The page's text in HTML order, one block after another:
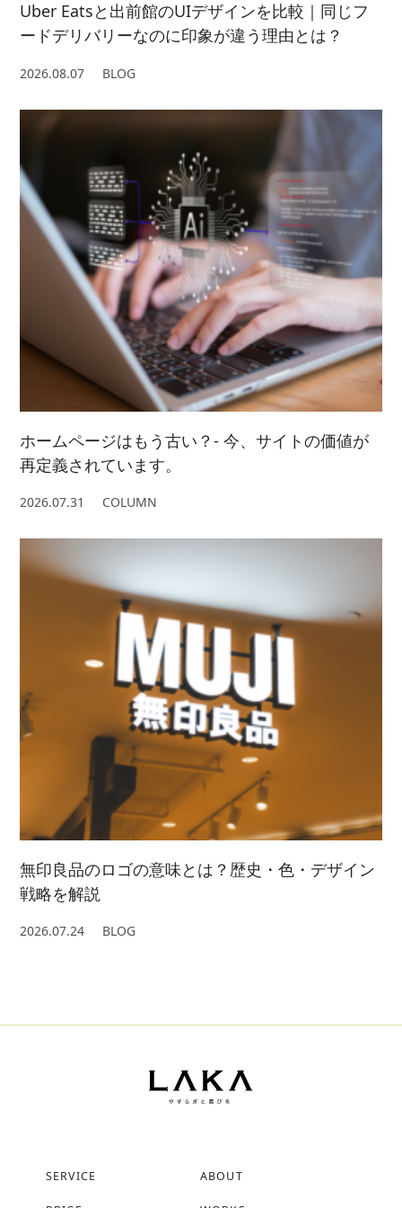
Uber Eatsと出前館のUIデザインを比較｜同じフ
ードデリバリーなのに印象が違う理由とは？
2026.08.07 BLOG
ホームページはもう古い？- 今、サイトの価値が
再定義されています。
2026.07.31 COLUMN
無印良品のロゴの意味とは？歴史・色・デザイン
戦略を解説
2026.07.24 BLOG
SERVICE ABOUT